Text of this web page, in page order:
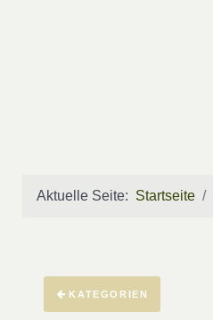
Aktuelle Seite: Startseite
KATEGORIEN